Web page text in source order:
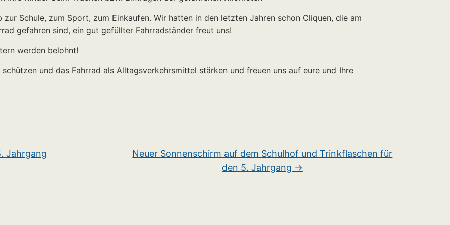
zur Schule, zum Sport, zum Einkaufen. Wir hatten in den letzten Jahren schon Cliquen, die am
gefahren sind, ein gut gefüllter Fahrradständer freut uns!
werden belohnt!
und das Fahrrad als Alltagsverkehrsmittel stärken und freuen uns auf eure und Ihre
Jahrgang
Neuer Sonnenschirm auf dem Schulhof und Trinkflaschen für
den 5. Jahrgang →